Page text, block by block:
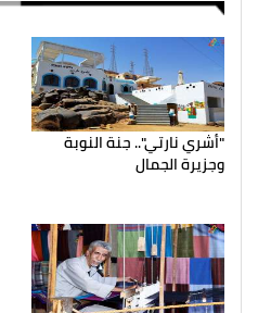
"أشري نارتي".. جنة النوبة
وجزيرة الجمال